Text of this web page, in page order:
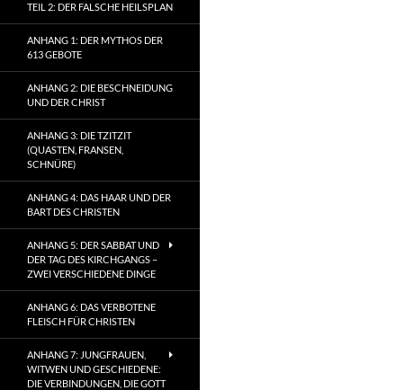
TEIL 2: DER FALSCHE HEILSPLAN
ANHANG 1: DER MYTHOS DER
613 GEBOTE
ANHANG 2: DIE BESCHNEIDUNG
UND DER CHRIST
ANHANG 3: DIE TZITZIT
(QUASTEN, FRANSEN,
SCHNÜRE)
ANHANG 4: DAS HAAR UND DER
BART DES CHRISTEN
ANHANG 5: DER SABBAT UND
DER TAG DES KIRCHGANGS –
ZWEI VERSCHIEDENE DINGE
ANHANG 6: DAS VERBOTENE
FLEISCH FÜR CHRISTEN
ANHANG 7: JUNGFRAUEN,
WITWEN UND GESCHIEDENE:
DIE VERBINDUNGEN, DIE GOTT